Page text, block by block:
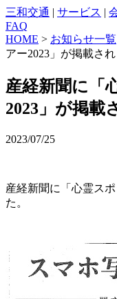
三和交通 | サービス |
FAQ
HOME > お知らせ一覧
アー2023」が掲載され
産経新聞に「
2023」が掲載
2023/07/25
産経新聞に「心霊ス
た。